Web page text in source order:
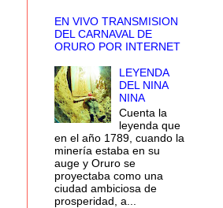
EN VIVO TRANSMISION
DEL CARNAVAL DE
ORURO POR INTERNET
LEYENDA
DEL NINA
NINA
Cuenta la
leyenda que
en el año 1789, cuando la
minería estaba en su
auge y Oruro se
proyectaba como una
ciudad ambiciosa de
prosperidad, a...